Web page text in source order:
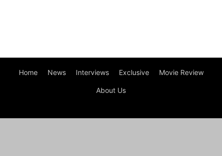
Home News Interviews Exclusive Movie Review
About Us